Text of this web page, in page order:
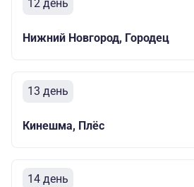
12 день
Нижний Новгород, Городец
13 день
Кинешма, Плёс
14 день